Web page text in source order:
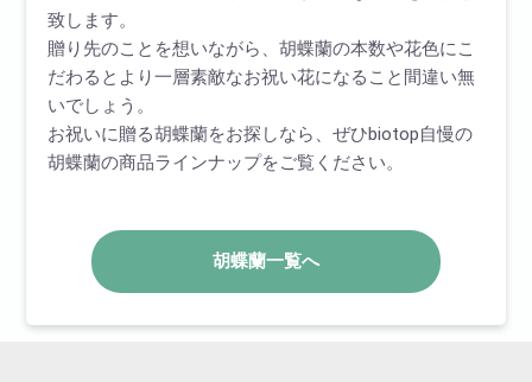
致します。
贈り先のことを想いながら、胡蝶蘭の本数や花色にこ
だわるとより一層素敵なお祝い花になること間違い無
いでしょう。
お祝いに贈る胡蝶蘭をお探しなら、ぜひbiotop自慢の
胡蝶蘭の商品ラインナップをご覧ください。
胡蝶蘭一覧へ